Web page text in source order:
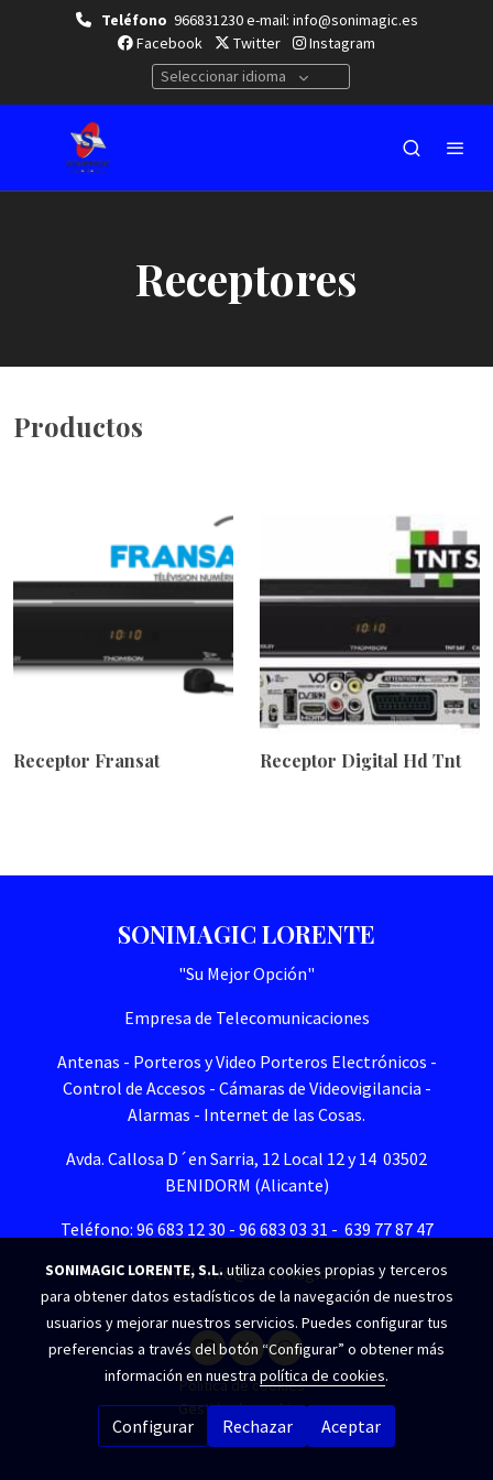
Teléfono 966831230 e-mail: info@sonimagic.es
Facebook
Twitter
Instagram
Seleccionar idioma
Receptores
Productos
Receptor Fransat Receptor Digital Hd Tnt
SONIMAGIC LORENTE
"Su Mejor Opción"
Empresa de Telecomunicaciones
Antenas - Porteros y Video Porteros Electrónicos -
Control de Accesos - Cámaras de Videovigilancia -
Alarmas - Internet de las Cosas.
Avda. Callosa D´en Sarria, 12 Local 12 y 14 03502
BENIDORM (Alicante)
Teléfono: 96 683 12 30 - 96 683 03 31 - 639 77 87 47
e-mail. info@sonimagic.es
Política de cookies
Gestión de cookies
SONIMAGIC LORENTE, S.L.utiliza cookies propias y terceros
para obtener datos estadísticos de la navegación de nuestros
usuarios y mejorar nuestros servicios. Puedes configurar tus
preferencias a través del botón “Configurar” o obtener más
información en nuestra política de cookies.
Configurar Rechazar Aceptar